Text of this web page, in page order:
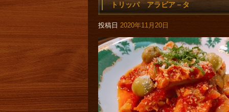
トリッパ アラビア－タ
投稿日 2020年11月20日